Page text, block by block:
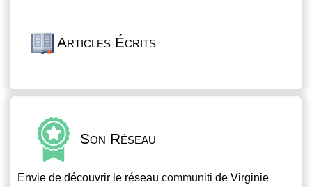
Articles Écrits
Son Réseau
Envie de découvrir le réseau communiti de Virginie